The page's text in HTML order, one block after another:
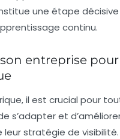
une étape
continu.
entreprise pour
il est crucial pour
s’adapter et
leur stratégie de